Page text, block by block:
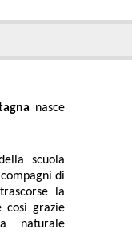
nasce
scuola
di
la
così grazie
naturale